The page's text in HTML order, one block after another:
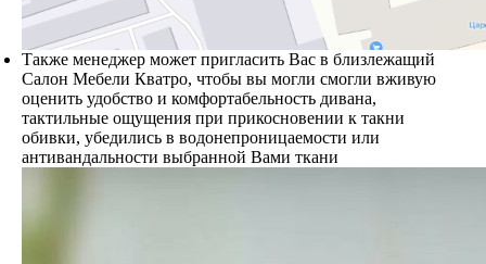
Также менеджер может пригласить Вас в близлежащий
Салон Мебели Кватро, чтобы вы могли смогли вживую
оценить удобство и комфортабельность дивана,
тактильные ощущения при прикосновении к такни
обивки, убедились в водонепроницаемости или
антивандальности выбранной Вами ткани